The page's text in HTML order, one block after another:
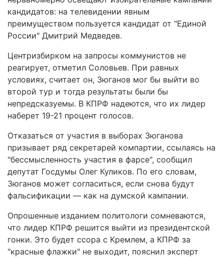
кандидатов: на телевидении явным
преимуществом пользуется кандидат от "Единой
России" Дмитрий Медведев.
Центризбирком на запросы коммунистов не
реагирует, отметил Соловьев. При равных
условиях, считает он, Зюганов мог бы выйти во
второй тур и тогда результаты были бы
непредсказуемы. В КПРФ надеются, что их лидер
наберет 19-21 процент голосов.
Отказаться от участия в выборах Зюганова
призывает ряд секретарей компартии, ссылаясь на
"бессмысленность участия в фарсе", сообщил
депутат Госдумы Олег Куликов. По его словам,
Зюганов может согласиться, если снова будут
фальсификации — как на думской кампании.
Опрошенные изданием политологи сомневаются,
что лидер КПРФ решится выйти из президентской
гонки. Это будет ссора с Кремлем, а КПРФ за
"красные флажки" не выходит, пояснил эксперт